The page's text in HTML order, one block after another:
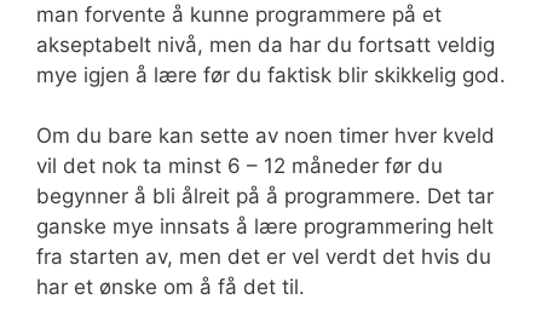
man forvente å kunne programmere på et
akseptabelt nivå, men da har du fortsatt veldig
mye igjen å lære før du faktisk blir skikkelig god.
Om du bare kan sette av noen timer hver kveld
vil det nok ta minst 6 – 12 måneder før du
begynner å bli ålreit på å programmere. Det tar
ganske mye innsats å lære programmering helt
fra starten av, men det er vel verdt det hvis du
har et ønske om å få det til.